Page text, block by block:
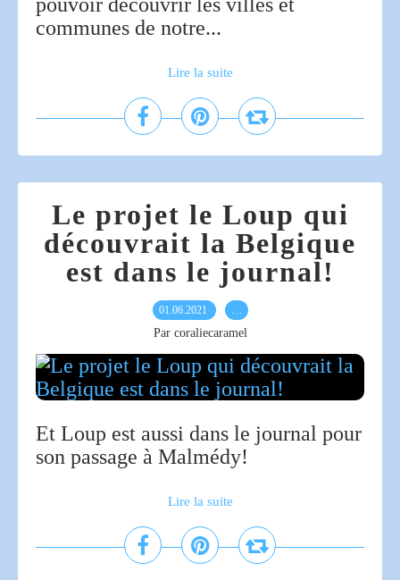
communes de notre...
Lire la suite
Le projet le Loup qui
découvrait la Belgique
est dans le journal!
01.06.2021 …
Par coraliecaramel
Et Loup est aussi dans le journal pour
son passage à Malmédy!
Lire la suite